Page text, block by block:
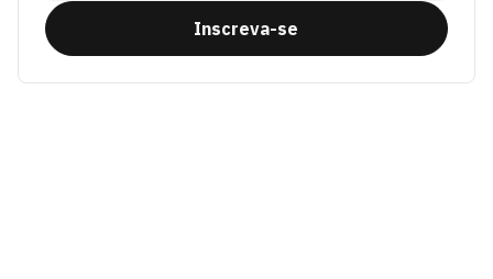
Inscreva-se